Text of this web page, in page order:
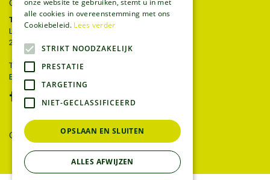
CONTACT
Tuincentrum Thiels
Liersesteenweg 68
2221 Heist-op-den-berg
T.
015 22 27 52
E.
GEEF UW MENING
onze website te gebruiken, stemt u in met
alle cookies in overeenstemming met ons
Cookiebeleid. Lees verder
STRIKT NOODZAKELIJK
PRESTATIE
TARGETING
NIET-GECLASSIFICEERD
OPSLAAN EN SLUITEN
ALLES AFWIJZEN